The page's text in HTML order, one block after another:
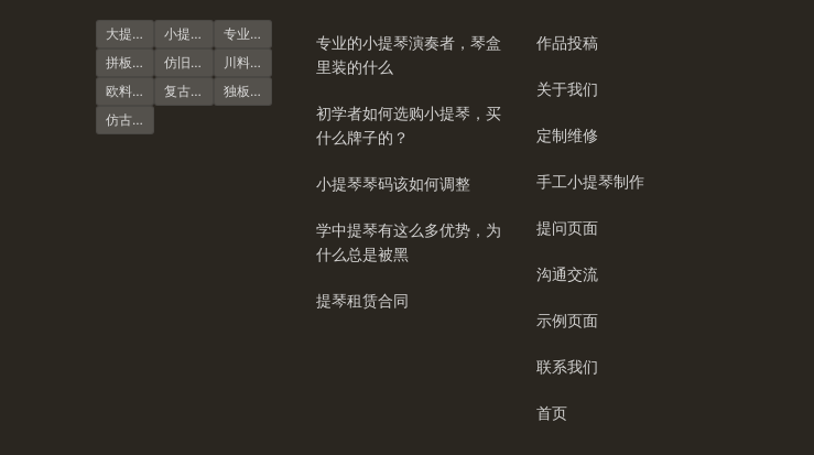
大提琴 小提琴谱
专业演奏级
拼板虎纹
仿旧风格
川料小提琴
欧料小提琴
复古风格
独板虎纹
仿古大提琴
专业的小提琴演奏者，琴盒
里装的什么
初学者如何选购小提琴，买
什么牌子的？
小提琴琴码该如何调整
学中提琴有这么多优势，为
什么总是被黑
提琴租赁合同
作品投稿
关于我们
定制维修
手工小提琴制作
提问页面
沟通交流
示例页面
联系我们
首页